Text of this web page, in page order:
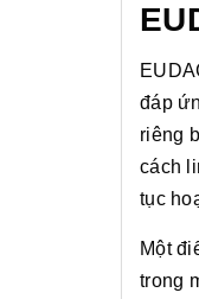
đáp
riêng
cách
tục
Một
trong